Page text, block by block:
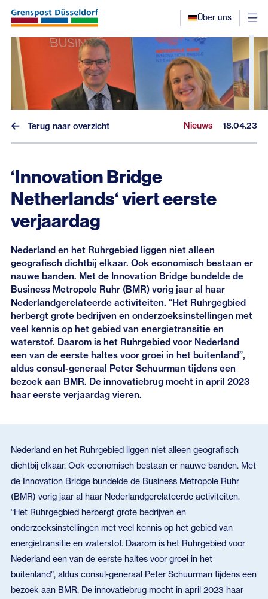
Über uns
Nieuws
Interviews
Eerdere nieuwsbrieven
Terug naar overzicht Nieuws 18.04.23
‘Innovation Bridge
Netherlands‘ viert eerste
verjaardag
Nederland en het Ruhrgebied liggen niet alleen
geografisch dichtbij elkaar. Ook economisch bestaan er
nauwe banden. Met de Innovation Bridge bundelde de
Business Metropole Ruhr (BMR) vorig jaar al haar
Nederlandgerelateerde activiteiten. “Het Ruhrgegbied
herbergt grote bedrijven en onderzoeksinstellingen met
veel kennis op het gebied van energietransitie en
waterstof. Daarom is het Ruhrgebied voor Nederland
een van de eerste haltes voor groei in het buitenland”,
aldus consul-generaal Peter Schuurman tijdens een
bezoek aan BMR. De innovatiebrug mocht in april 2023
haar eerste verjaardag vieren.
Nederland en het Ruhrgebied liggen niet alleen geografisch
dichtbij elkaar. Ook economisch bestaan er nauwe banden. Met
de Innovation Bridge bundelde de Business Metropole Ruhr
(BMR) vorig jaar al haar Nederlandgerelateerde activiteiten.
“Het Ruhrgegbied herbergt grote bedrijven en
onderzoeksinstellingen met veel kennis op het gebied van
energietransitie en waterstof. Daarom is het Ruhrgebied voor
Nederland een van de eerste haltes voor groei in het
buitenland”, aldus consul-generaal Peter Schuurman tijdens een
bezoek aan BMR. De innovatiebrug mocht in april 2023 haar